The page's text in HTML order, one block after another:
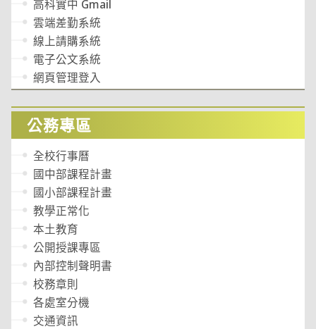
高科實中 Gmail
雲端差勤系統
線上請購系統
電子公文系統
網頁管理登入
公務專區
全校行事曆
國中部課程計畫
國小部課程計畫
教學正常化
本土教育
公開授課專區
內部控制聲明書
校務章則
各處室分機
交通資訊